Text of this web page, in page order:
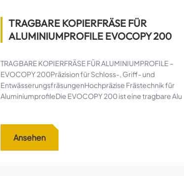
TRAGBARE KOPIERFRÄSE FÜR
ALUMINIUMPROFILE EVOCOPY 200
TRAGBARE KOPIERFRÄSE FÜR ALUMINIUMPROFILE –
EVOCOPY 200Präzision für Schloss-, Griff- und
EntwässerungsfräsungenHochpräzise Frästechnik für
AluminiumprofileDie EVOCOPY 200 ist eine tragbare Alu
Ansehen